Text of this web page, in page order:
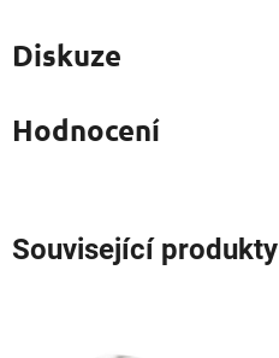
Diskuze
Hodnocení
Související produkty